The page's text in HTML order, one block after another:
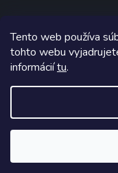
Tento web používa
tohto webu
informáciítu.
Copyright 2026
Grafický návrh vytvoril a